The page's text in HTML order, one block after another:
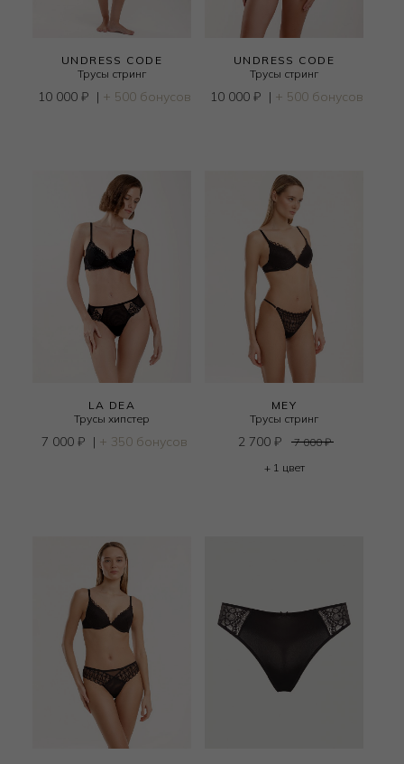
UNDRESS CODE
Трусы стринг
10 000 ₽ | + 500 бонусов
UNDRESS CODE
Трусы стринг
10 000 ₽ | + 500 бонусов
LA DEA
Трусы хипстер
7 000 ₽ | + 350 бонусов
MEY
Трусы стринг
2 700 ₽ 7 000₽
+ 1 цвет